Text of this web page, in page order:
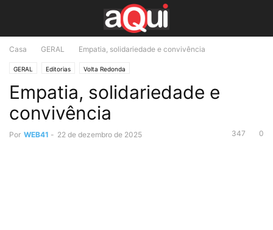
Casa GERAL Empatia, solidariedade e convivência
GERAL Editorias Volta Redonda
Empatia, solidariedade e
convivência
Por WEB41 - 22 de dezembro de 2025 0
347